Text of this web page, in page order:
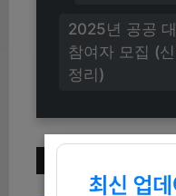
2025년 공공
참여자 모집 (
정리)